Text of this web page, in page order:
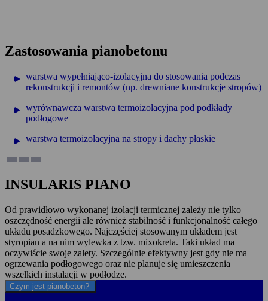
Zastosowania pianobetonu
warstwa wypełniająco-izolacyjna do stosowania podczas
rekonstrukcji i remontów (np. drewniane konstrukcje stropów)
wyrównawcza warstwa termoizolacyjna pod podkłady
podłogowe
warstwa termoizolacyjna na stropy i dachy płaskie
INSULARIS PIANO
Od prawidłowo wykonanej izolacji termicznej zależy nie tylko
oszczędność energii ale również stabilność i funkcjonalność całego
układu posadzkowego. Najczęściej stosowanym układem jest
styropian a na nim wylewka z tzw. mixokreta. Taki układ ma
oczywiście swoje zalety. Szczególnie efektywny jest gdy nie ma
ogrzewania podłogowego oraz nie planuje się umieszczenia
wszelkich instalacji w podłodze.
Czym jest pianobeton?